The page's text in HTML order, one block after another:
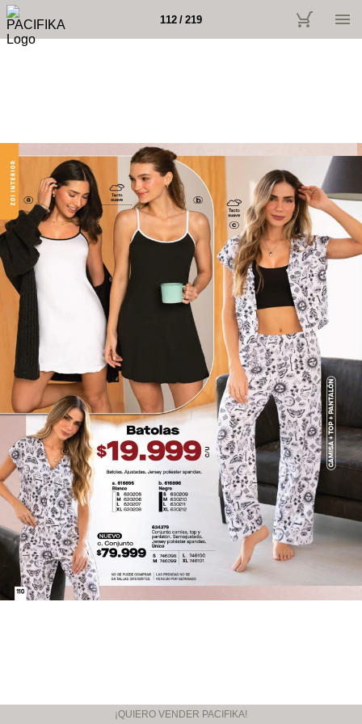
112 / 219
¡QUIERO VENDER PACIFIKA!